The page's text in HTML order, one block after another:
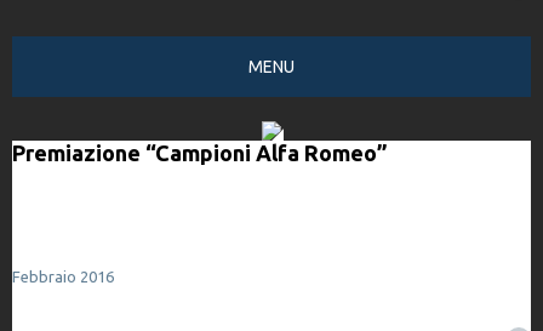
MENU
Premiazione “Campioni Alfa Romeo”
Febbraio 2016